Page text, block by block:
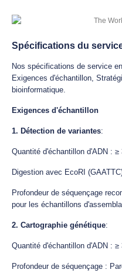
Spécifications du
Nos spécifications de service
Exigences d'échantillon,
bioinformatique.
Exigences d'échantillon
1. Détection de variantes:
Quantité d'échantillon d'ADN : ≥
Digestion avec EcoRI
Profondeur de séquençage
pour les échantillons
2. Cartographie génétique:
Quantité d'échantillon d'ADN : ≥
Profondeur de séquençage :